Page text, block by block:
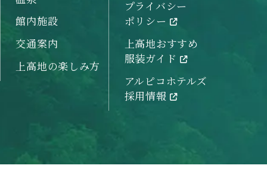
館内施設
交通案内
上高地の楽しみ方
プライバシー
ポリシー
上高地おすすめ
服装ガイド
アルピコホテルズ
採用情報